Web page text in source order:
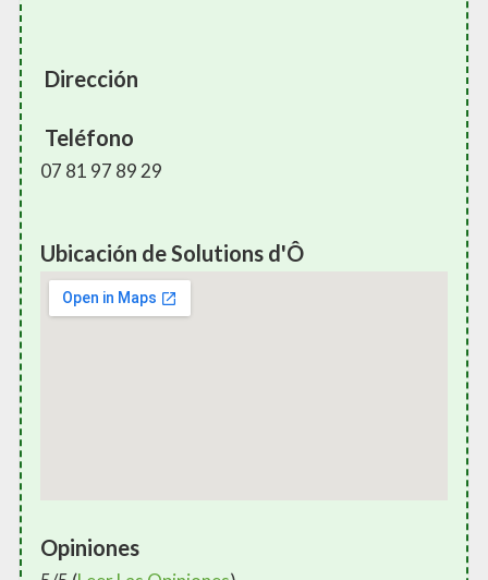
Dirección
Teléfono
07 81 97 89 29
Ubicación de Solutions d'Ô
Opiniones